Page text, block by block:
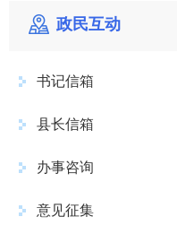
政民互动
书记信箱
县长信箱
办事咨询
意见征集